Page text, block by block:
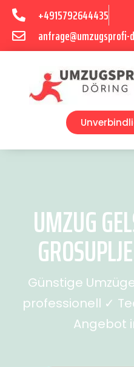
+4915792644435
UMZUG
Günstige
professionell ✓
Angebot